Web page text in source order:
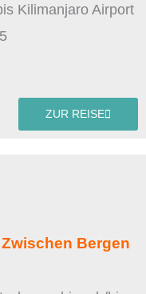
Kilimanjaro Airport
ZUR REISE
Bergen